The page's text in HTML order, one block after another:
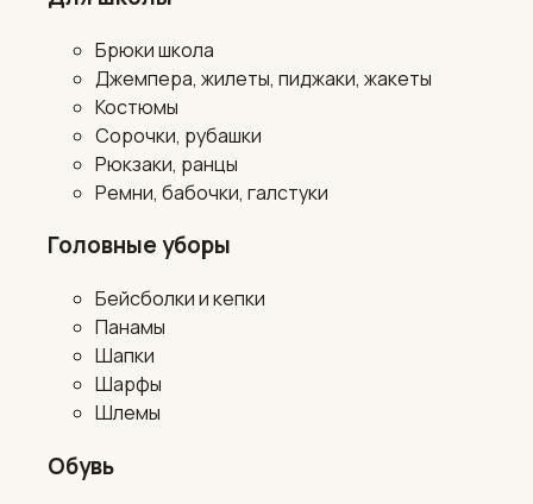
Брюки школа
Джемпера, жилеты, пиджаки, жакеты
Костюмы
Сорочки, рубашки
Рюкзаки, ранцы
Ремни, бабочки, галстуки
Головные уборы
Бейсболки и кепки
Панамы
Шапки
Шарфы
Шлемы
Обувь